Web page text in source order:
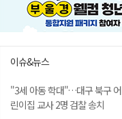
이슈&뉴스
"3세 아동 학대"…대구 북구 어
린이집 교사 2명 검찰 송치